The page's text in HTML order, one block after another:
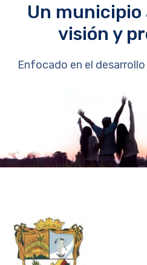
Un
visión y
Enfocado en el